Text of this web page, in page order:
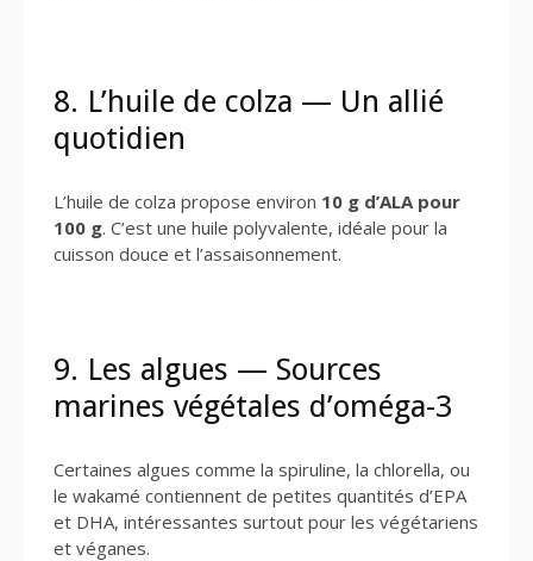
8. L’huile de colza — Un allié
quotidien
L’huile de colza propose environ 10 g d’ALA pour
100 g. C’est une huile polyvalente, idéale pour la
cuisson douce et l’assaisonnement.
9. Les algues — Sources
marines végétales d’oméga-3
Certaines algues comme la spiruline, la chlorella, ou
le wakamé contiennent de petites quantités d’EPA
et DHA, intéressantes surtout pour les végétariens
et véganes.